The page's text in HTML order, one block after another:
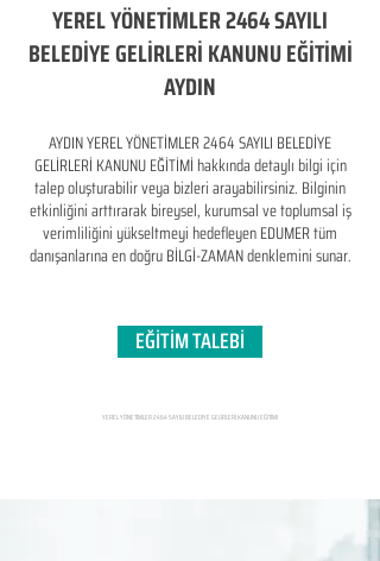
YEREL YÖNETİMLER 2464 SAYILI
BELEDİYE GELİRLERİ KANUNU EĞİTİMİ
AYDIN
AYDIN YEREL YÖNETİMLER 2464 SAYILI BELEDİYE
GELİRLERİ KANUNU EĞİTİMİ hakkında detaylı bilgi için
talep oluşturabilir veya bizleri arayabilirsiniz. Bilginin
etkinliğini arttırarak bireysel, kurumsal ve toplumsal iş
verimliliğini yükseltmeyi hedefleyen​ EDUMER tüm
danışanlarına en doğru BİLGİ-ZAMAN denklemini sunar.
EĞİTİM TALEBİ
YEREL YÖNETİMLER 2464 SAYILI BELEDİYE GELİRLERİ KANUNU EĞİTİMİ